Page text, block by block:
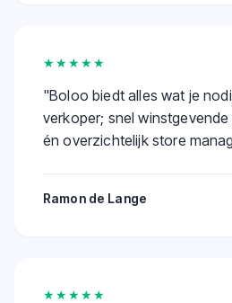
★★★★★
"Boloo biedt alles wat je
verkoper; snel
én overzichtelijk store
Ramon de Lange
★★★★★